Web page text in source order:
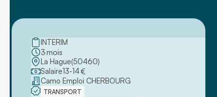
INTERIM
3mois
La Hague(50460)
Salaire13-14 €
Camo Emploi CHERBOURG
TRANSPORT